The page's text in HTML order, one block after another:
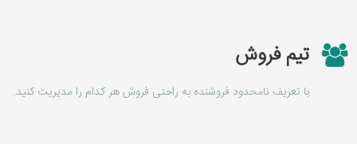
تیم فروش
با تعریف نامحدود فروشنده به راحتی فروش هر کدام را مدیریت کنید.